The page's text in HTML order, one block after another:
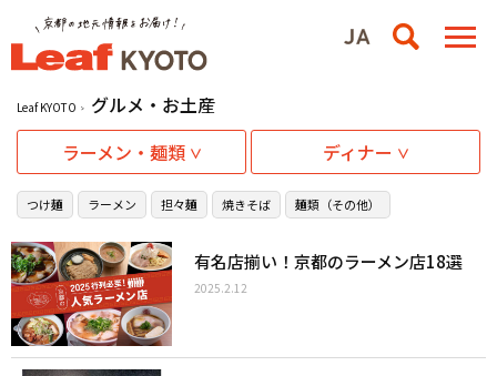
Leaf KYOTO
グルメ・お土産
ラーメン・麺類
ディナー
つけ麺 ラーメン 担々麺 焼きそば 麺類（その他）
有名店揃い！京都のラーメン店18選
2025.2.12